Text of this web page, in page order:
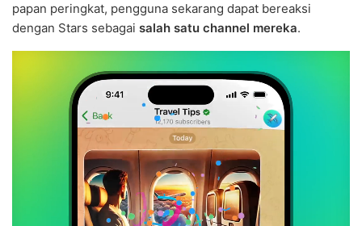
papan peringkat, pengguna sekarang dapat bereaksi
dengan Stars sebagai salah satu channel mereka.